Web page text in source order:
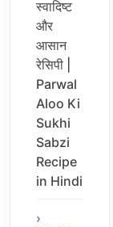
स्वादिष्ट
और
आसान
रेसिपी |
Parwal
Aloo Ki
Sukhi
Sabzi
Recipe
in Hindi